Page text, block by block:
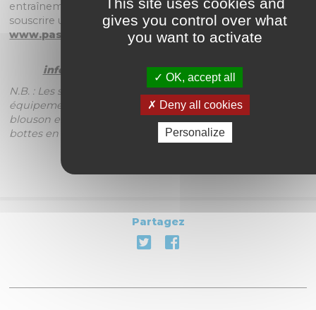
entraînement ou compétition, devront obligatoirement
souscrire une assurance, le Pass Circuit, sur place ou sur
www.passcircuit.fr
info@circuit-carole.comou 01 48 63 73 54.
N.B. : Les stagiaires roulent avec leur moto et leur
équipement (casque intégral, combinaison en cuir ou
blouson en cuir + pantalon en cuir, gants en cuir et
bottes en cuir couvrant la malléole).
Partagez
gives you control over what
you want to activate
OK, accept all
Deny all cookies
Personalize